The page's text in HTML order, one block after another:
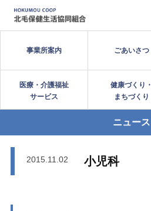
事業所案内 ごあいさつ
医療・介護福祉
サービス
健康づくり・
まちづくり
ニュース
2015.11.02 小児科